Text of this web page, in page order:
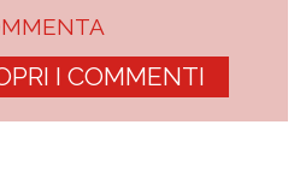
I COMMENTI